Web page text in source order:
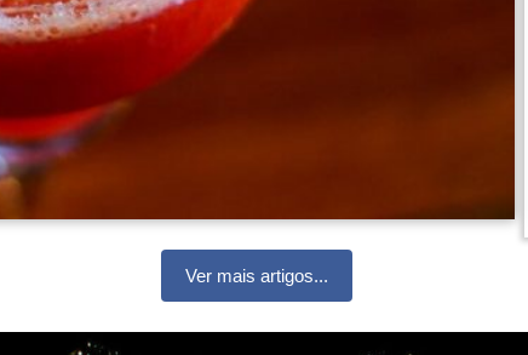
Ver mais artigos...